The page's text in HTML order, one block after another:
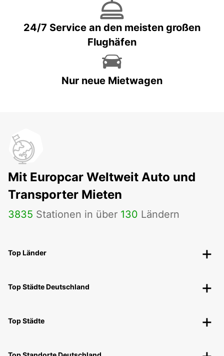
24/7 Service an den meisten großen
Flughäfen
Nur neue Mietwagen
Mit Europcar Weltweit Auto und
Transporter Mieten
3835 Stationen in über 130 Ländern
Top Länder
Top Städte Deutschland
Top Städte